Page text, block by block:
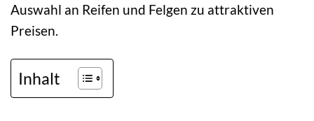
Auswahl an Reifen und Felgen zu attraktiven
Preisen.
Inhalt